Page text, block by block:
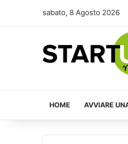
sabato, 8 Agosto 2026
HOME AVVIARE